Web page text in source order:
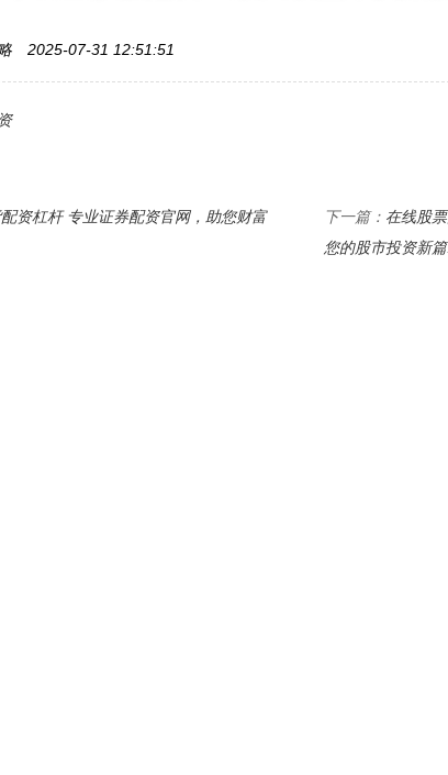
2025-07-31 12:51:51
资杠杆 专业证券配资官网，助您财富
下一篇： 在线股
您的股市投资新篇